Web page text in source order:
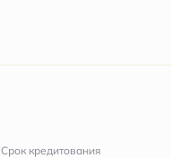
Срок кредитования